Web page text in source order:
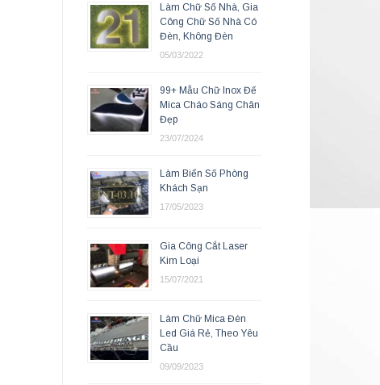
Làm Chữ Số Nhà, Gia
Công Chữ Số Nhà Có
Đèn, Không Đèn
05/03/2022
99+ Mẫu Chữ Inox Đế
Mica Cháo Sáng Chân
Đẹp
23/07/2024
Làm Biển Số Phòng
Khách Sạn
17/05/2023
Gia Công Cắt Laser
Kim Loại
15/07/2021
Làm Chữ Mica Đèn
Led Giá Rẻ, Theo Yêu
Cầu
09/09/2023